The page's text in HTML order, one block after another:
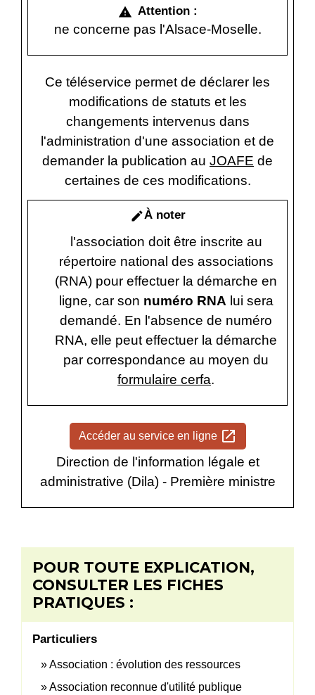
warning Attention :
ne concerne pas l'Alsace-Moselle.
Ce téléservice permet de déclarer les
modifications de statuts et les
changements intervenus dans
l'administration d'une association et de
demander la publication au JOAFE de
certaines de ces modifications.
editÀ noter
l'association doit être inscrite au
répertoire national des associations
(RNA) pour effectuer la démarche en
ligne, car son numéro RNA lui sera
demandé. En l'absence de numéro
RNA, elle peut effectuer la démarche
par correspondance au moyen du
formulaire cerfa.
Accéder au service en ligne open_in_new
Direction de l'information légale et
administrative (Dila) - Première ministre
POUR TOUTE EXPLICATION,
CONSULTER LES FICHES
PRATIQUES :
Particuliers
Association : évolution des ressources
Association reconnue d'utilité publique